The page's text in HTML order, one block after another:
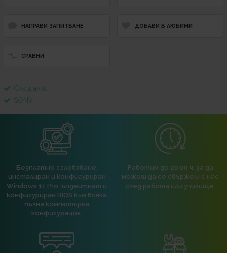
НАПРАВИ ЗАПИТВАНЕ ДОБАВИ В ЛЮБИМИ
СРАВНИ
Слушалки
SONY
Безплатно сглобяване,
инсталиран и конфигуриран
Windows 11 Pro, ъпдейтнат и
конфигуриран BIOS към всяка
пълна компютърна
конфигурация.
Работим до 20:00 ч, за да
можеш да се свържеш с нас
след работа или училище.